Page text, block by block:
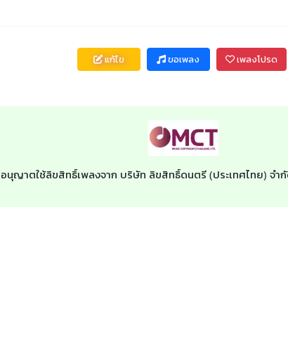
แก้ไข ขอเพลง เพลงโปรด
นุญาตใช้ลิขสิทธิ์เพลงจาก บริษัท ลิขสิทธิ์ดนตรี (ประเทศไทย) จำ